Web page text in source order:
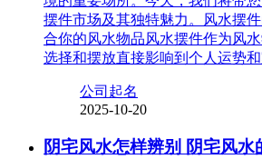
摆件市场及其独特魅力。风水摆
合你的风水物品风水摆件作为风
选择和摆放直接影响到个人运势
公司起名
2025-10-20
阴宅风水怎样辨别 阴宅风水